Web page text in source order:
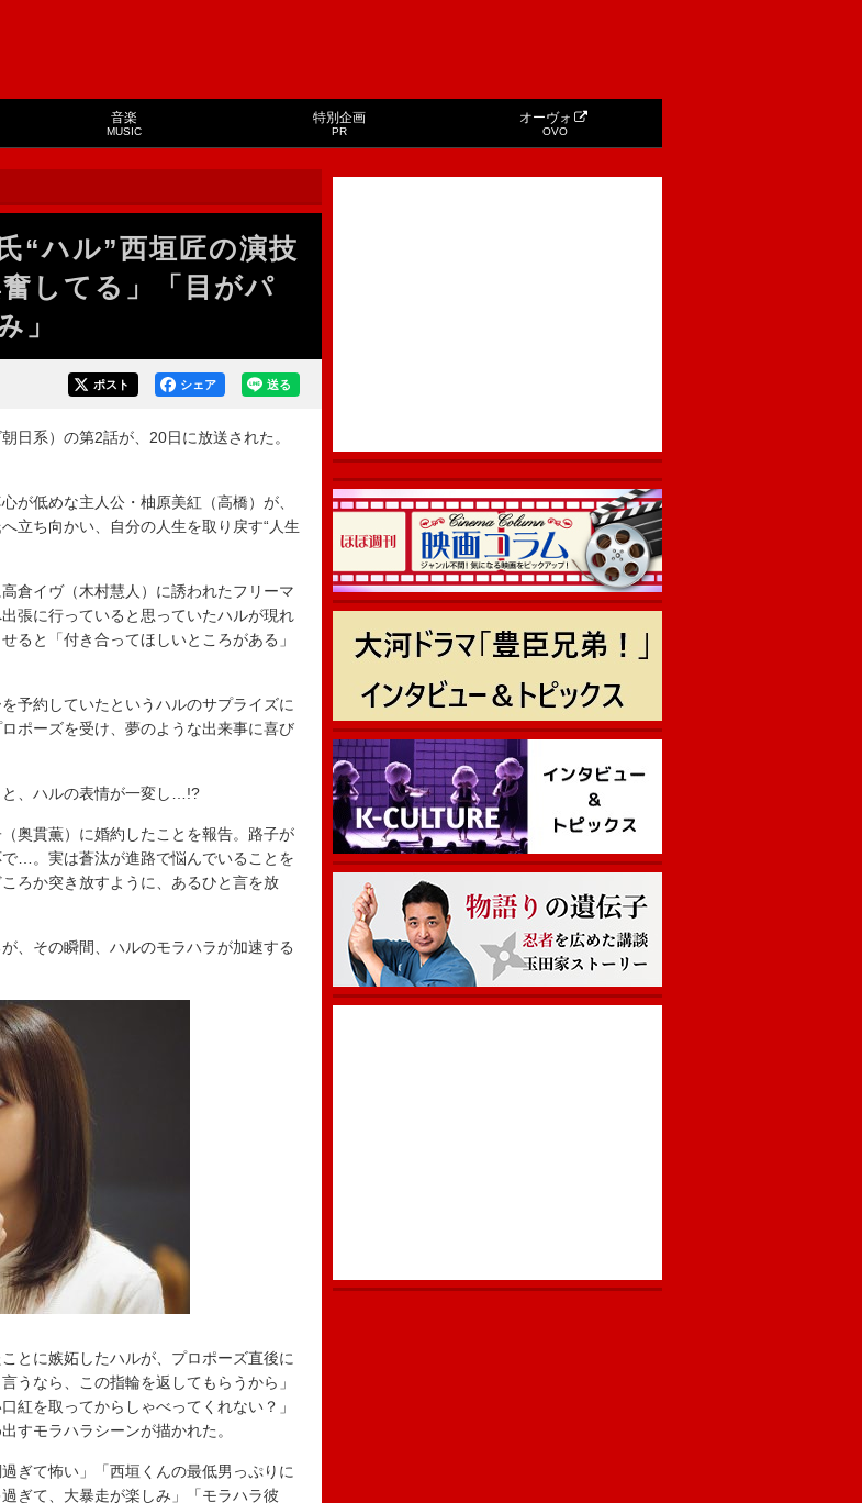
音楽
MUSIC
特別企画
PR
オーヴォ
OVO
“ハル”西垣匠の演技
してる」「目がパ
」
送る
シェア
ポスト
日系）の第2話が、20日に放送された。
が低めな主人公・柚原美紅（高橋）が、
立ち向かい、自分の人生を取り戻す“人生
倉イヴ（木村慧人）に誘われたフリーマ
張に行っていると思っていたハルが現れ
ると「付き合ってほしいところがある」
予約していたというハルのサプライズに
ポーズを受け、夢のような出来事に喜び
、ハルの表情が一変し…!?
奥貫薫）に婚約したことを報告。路子が
…。実は蒼汰が進路で悩んでいることを
ろか突き放すように、あるひと言を放
、その瞬間、ハルのモラハラが加速する
とに嫉妬したハルが、プロポーズ直後に
うなら、この指輪を返してもらうから」
紅を取ってからしゃべってくれない？」
すモラハラシーンが描かれた。
ぎて怖い」「西垣くんの最低男っぷりに
ぎて、大暴走が楽しみ」「モラハラ彼